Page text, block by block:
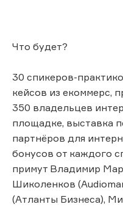
Что будет?
30 спикеров-
кейсов из екоммерс,
350 владельцев
площадке, выставка
партнёров для
бонусов от каждого
примут Владимир
Шиколенков
(Атланты Бизнеса),